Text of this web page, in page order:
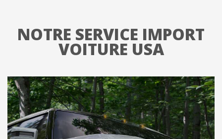
NOTRE SERVICE IMPORT
VOITURE USA